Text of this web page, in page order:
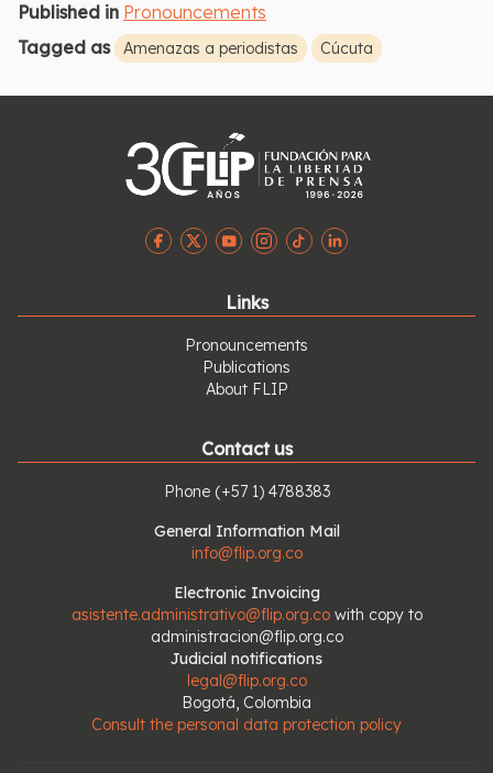
Published in Pronouncements
Tagged as
Amenazas a periodistas Cúcuta
Links
Pronouncements
Publications
About FLIP
Contact us
Phone (+57 1) 4788383
General Information Mail
info@flip.org.co
Electronic Invoicing
asistente.administrativo@flip.org.co with copy to
administracion@flip.org.co
Judicial notifications
legal@flip.org.co
Bogotá, Colombia
Consult the personal data protection policy